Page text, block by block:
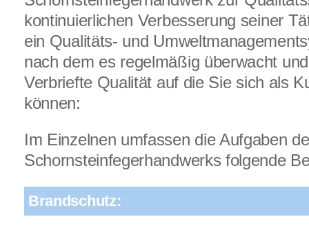
kontinuierlichen Verbesserung seiner
ein Qualitäts- und
nach dem es regelmäßig überwacht
Verbriefte Qualität auf die Sie sich als
können:
Im Einzelnen umfassen die Aufgaben
Schornsteinfegerhandwerks folgende
Brandschutz: